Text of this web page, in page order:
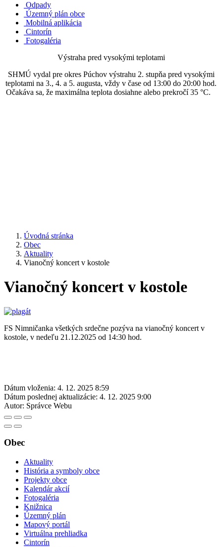
Odpady
Územný plán obce
Mobilná aplikácia
Cintorín
Fotogaléria
Výstraha pred vysokými teplotami
SHMÚ vydal pre okres Púchov výstrahu 2. stupňa pred vysokými
teplotami na 3., 4. a 5. augusta, vždy v čase od 13:00 do 20:00 hod.
Očakáva sa, že maximálna teplota dosiahne alebo prekročí 35 °C.
Úvodná stránka
Obec
Aktuality
Vianočný koncert v kostole
Vianočný koncert v kostole
FS Nimničanka všetkých srdečne pozýva na vianočný koncert v
kostole, v nedeľu 21.12.2025 od 14:30 hod.
Dátum vloženia: 4. 12. 2025 8:59
Dátum poslednej aktualizácie: 4. 12. 2025 9:00
Autor: Správce Webu
Obec
Aktuality
História a symboly obce
Projekty obce
Kalendár akcií
Fotogaléria
Knižnica
Územný plán
Mapový portál
Virtuálna prehliadka
Cintorín